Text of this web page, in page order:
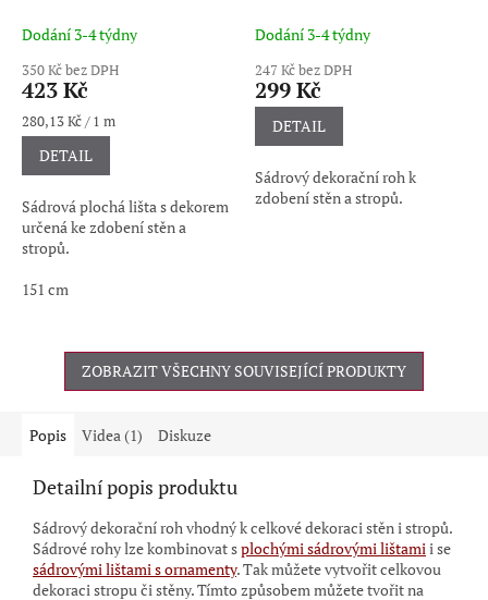
Dodání 3-4 týdny
350 Kč bez DPH
423 Kč
Měrná
cena:
280,13 Kč / 1 m
DETAIL
Sádrová plochá lišta s dekorem
určená ke zdobení stěn a
stropů.
151 cm
Dodání 3-4 týdny
247 Kč bez DPH
299 Kč
DETAIL
Sádrový dekorační roh k
zdobení stěn a stropů.
ZOBRAZIT VŠECHNY SOUVISEJÍCÍ PRODUKTY
Popis Videa (1) Diskuze
Detailní popis produktu
Sádrový dekorační roh vhodný k celkové dekoraci stěn i stropů.
Sádrové rohy lze kombinovat splochými sádrovými lištamii se
sádrovými lištami s ornamenty.Tak můžete vytvořit celkovou
dekoraci stropu či stěny. Tímto způsobem můžete tvořit na